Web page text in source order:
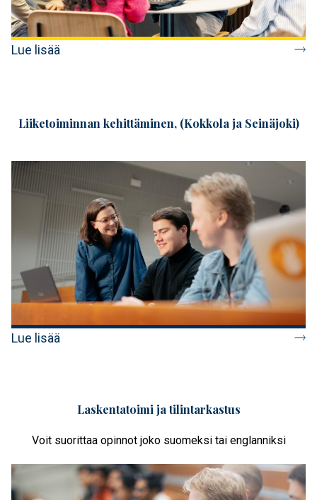
Lue lisää
Liiketoiminnan kehittäminen, (Kokkola ja Seinäjoki)
Lue lisää
Laskentatoimi ja tilintarkastus
Voit suorittaa opinnot joko suomeksi tai englanniksi